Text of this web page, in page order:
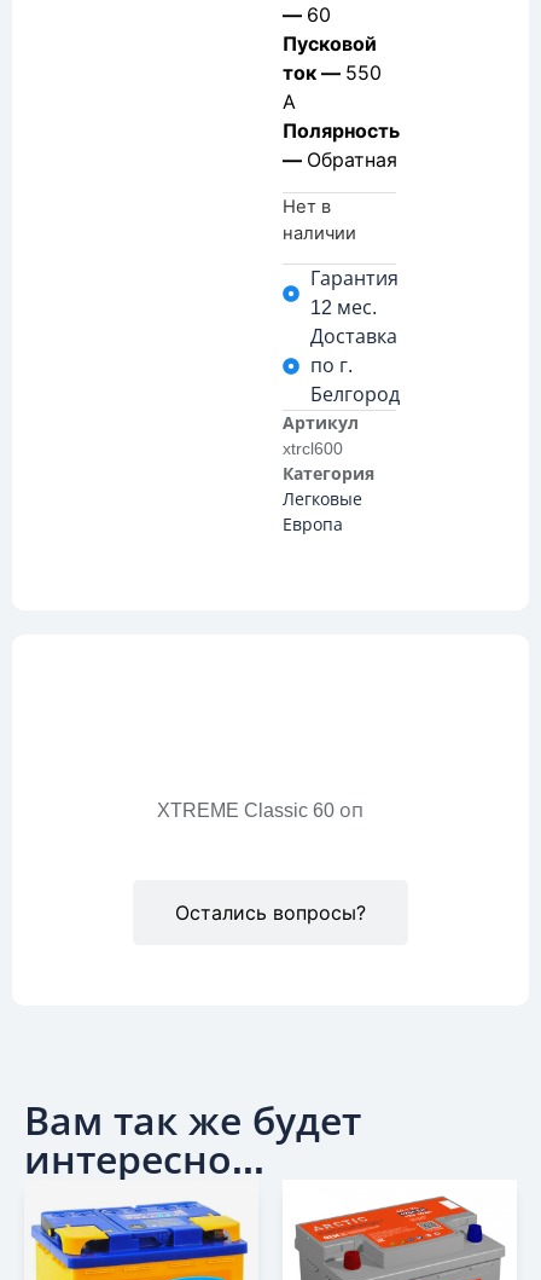
— 60
Пусковой
ток — 550
А
Полярность
— Обратная
Нет в
наличии
Гарантия
12 мес.
Доставка
по г.
Белгород
Артикул
xtrcl600
Категория
Легковые
Европа
Остались вопросы?
XTREME Classic 60 оп
Вам так же будет
интересно...